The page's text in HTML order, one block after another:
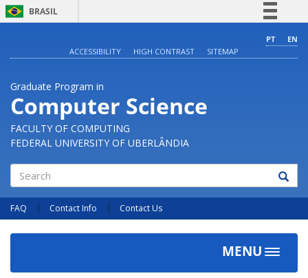
BRASIL
Comunica BR
Legislação
PT
EN
ACCESSIBILITY
HIGH CONTRAST SITEMAP
Graduate Program in
Computer Science
FACULTY OF COMPUTING
FEDERAL UNIVERSITY OF UBERLÂNDIA
Search
FAQ Contact Info Contact Us
MENU
Toggle